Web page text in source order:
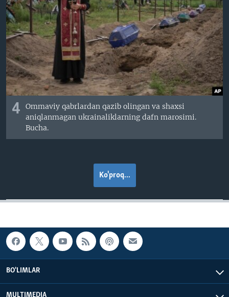
4
Ommaviy qabrlardan qazib olingan va shaxsi
aniqlanmagan ukrainaliklarning dafn marosimi.
Bucha.
Ko'proq...
BO'LIMLAR
MULTIMEDIA